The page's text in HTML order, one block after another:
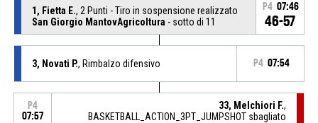
1, Fietta E., 2 Punti - Tiro in sospensione realizzato
San Giorgio MantovAgricoltura - sotto di 11
P4 07:46
46-57
3, Novati P., Rimbalzo difensivo P4 07:54
P4
07:57
33, Melchiori F.,
BASKETBALL_ACTION_3PT_JUMPSHOT sbagliato